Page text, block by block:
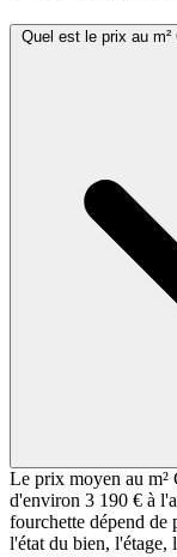
Quel est le prix au
Le prix moyen au m²
d'environ 3 190 € à
fourchette dépend de
l'état du bien, l'étage,